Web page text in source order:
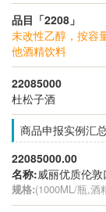
品目「2208」
未改性乙醇，按容
他酒精饮料
22085000
杜松子酒
商品申报实例汇总
22085000.00
名称:威丽优质伦
规格:(1000ML/瓶,酒